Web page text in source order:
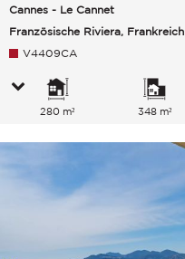
Cannes - Le Cannet
Französische Riviera, Frankreich
V4409CA
280 m² 348 m²